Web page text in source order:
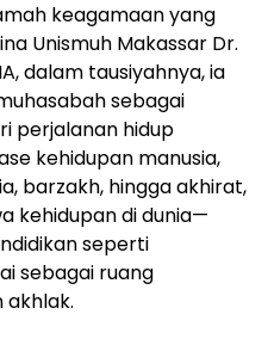
keagamaan yang
Unismuh Makassar Dr.
dalam tausiyahnya, ia
sebagai
perjalanan hidup
kehidupan manusia,
barzakh, hingga akhirat,
kehidupan di dunia—
seperti
sebagai ruang
akhlak.